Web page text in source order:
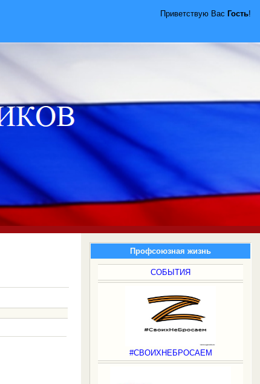
Приветствую Вас Гость!
Профсоюзная жизнь
СОБЫТИЯ
#СВОИХНЕБРОСАЕМ